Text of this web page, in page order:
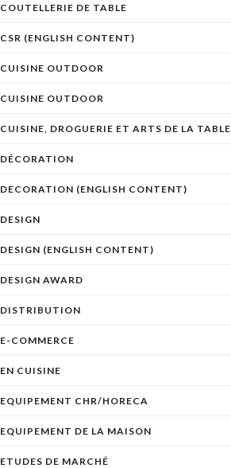
COUTELLERIE DE TABLE
CSR (ENGLISH CONTENT)
CUISINE OUTDOOR
CUISINE OUTDOOR
CUISINE, DROGUERIE ET ARTS DE LA TABLE
DÉCORATION
DECORATION (ENGLISH CONTENT)
DESIGN
DESIGN (ENGLISH CONTENT)
DESIGN AWARD
DISTRIBUTION
E-COMMERCE
EN CUISINE
EQUIPEMENT CHR/HORECA
EQUIPEMENT DE LA MAISON
ETUDES DE MARCHÉ